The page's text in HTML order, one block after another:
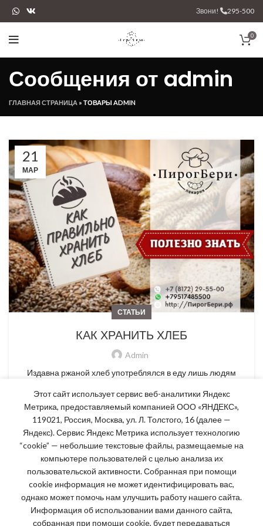
Звони! 295-500
0
Сообщения от admin
ГЛАВНАЯ СТРАНИЦА » ТОВАРЫ ADMIN
21
МАР
СТАТЬИ
КАК ХРАНИТЬ ХЛЕБ
Admin
Издавна ржаной хлеб употреблялся в еду лишь людям
он не с...
ПРОДОЛЖИТЬ ЧТЕНИЕ
Часы работы:
Этот сайт использует сервис веб-аналитики Яндекс
Метрика, предоставляемый компанией ООО «ЯНДЕКС»,
119021, Россия, Москва, ул. Л. Толстого, 16 (далее —
Яндекс). Сервис Яндекс Метрика использует технологию
“cookie” — небольшие текстовые файлы, размещаемые на
компьютере пользователей с целью анализа их
пользовательской активности. Собранная при помощи
cookie информация не может идентифицировать вас,
однако может помочь нам улучшить работу нашего сайта.
Информация об использовании вами данного сайта,
собранная при помощи cookie, будет передаваться